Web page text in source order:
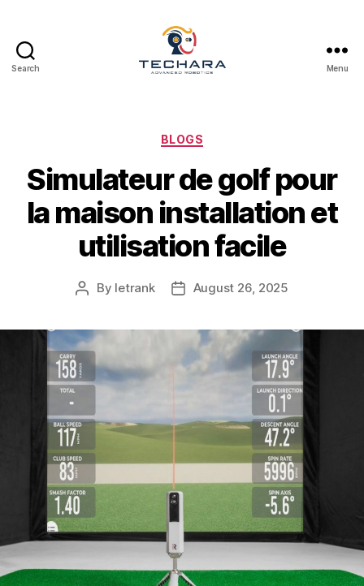
Search Menu
Categories
BLOGS
Simulateur de golf pour
la maison installation et
utilisation facile
Post
By letrank
PostAugust 26, 2025